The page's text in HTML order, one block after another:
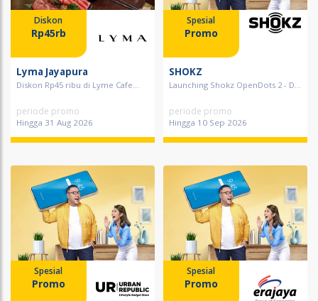
Diskon
Rp45rb
Lyma Jayapura
Diskon Rp45 ribu di Lyme Cafe...
periode promo
Hingga 31 Aug 2026
Spesial
Promo
SHOKZ
Launching Shokz OpenDots 2 - D...
periode promo
Hingga 10 Sep 2026
Spesial
Promo
Spesial
Promo